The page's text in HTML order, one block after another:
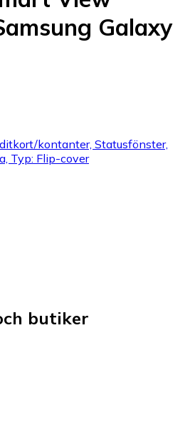
Galaxy
kontanter, Statusfönster,
Typ: Flip-cover
butiker